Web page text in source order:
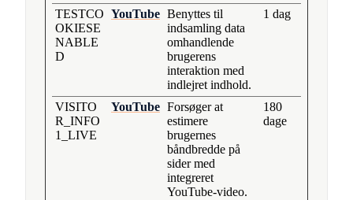
TESTCO
OKIESE
NABLE
D
YouTube Benyttes til
indsamling data
omhandlende
brugerens
interaktion med
indlejret indhold.
1 dag
VISITO
R_INFO
1_LIVE
YouTube Forsøger at
estimere
brugernes
båndbredde på
sider med
integreret
YouTube-video.
180
dage